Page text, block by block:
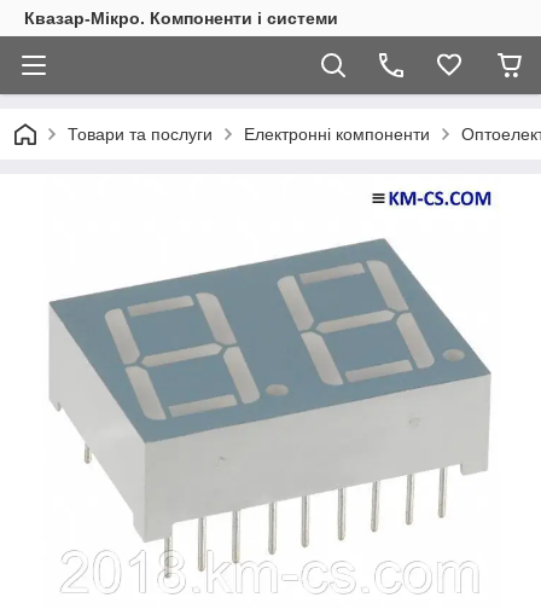
Квазар-Мікро. Компоненти і системи
Товари та послуги Електронні компоненти